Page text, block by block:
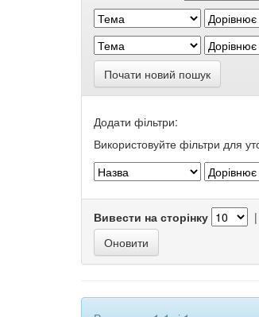
Почати новий пошук
Додати фільтри:
Використовуйте фільтри для
Вивести на сторінку |